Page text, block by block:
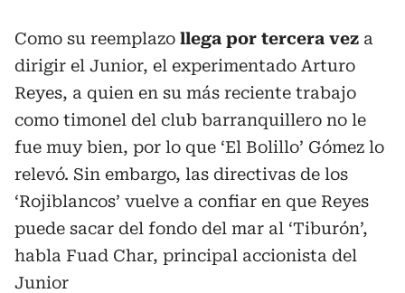
Como su reemplazo llega por tercera vez a
dirigir el Junior, el experimentado Arturo
Reyes, a quien en su más reciente trabajo
como timonel del club barranquillero no le
fue muy bien, por lo que ‘El Bolillo’ Gómez lo
relevó. Sin embargo, las directivas de los
‘Rojiblancos’ vuelve a confiar en que Reyes
puede sacar del fondo del mar al ‘Tiburón’,
habla Fuad Char, principal accionista del
Junior